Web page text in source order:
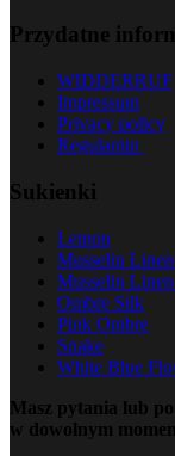
Przydatne
WIDDERRUF
Impressum
Privacy policy
Regulamin
Sukienki
Lemon
Musselin
Musselin
Ombre Silk
Pink Ombre
Snake
White Blue
Masz pytania lub
w dowolnym